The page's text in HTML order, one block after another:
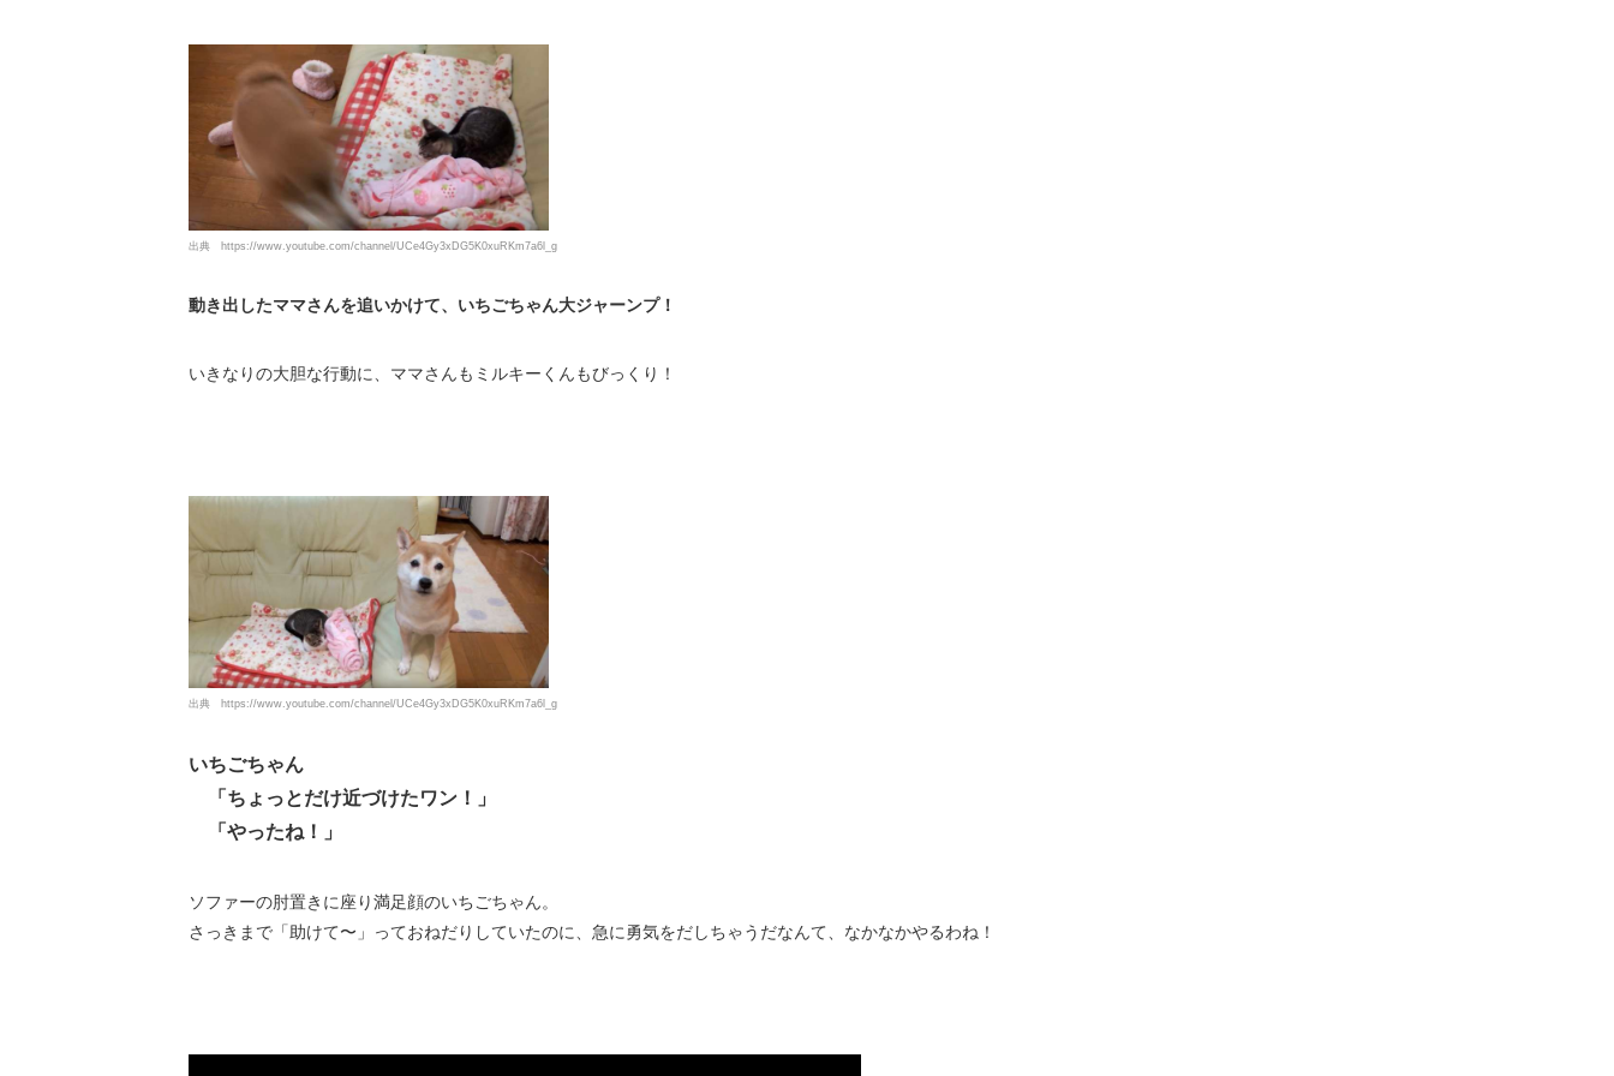
出典 https://www.youtube.com/channel/UCe4Gy3xDG5K0xuRKm7a6l_g
動き出したママさんを追いかけて、いちごちゃん大ジャーンプ！
いきなりの大胆な行動に、ママさんもミルキーくんもびっくり！
出典 https://www.youtube.com/channel/UCe4Gy3xDG5K0xuRKm7a6l_g
いちごちゃん
「ちょっとだけ近づけたワン！」
「やったね！」
ソファーの肘置きに座り満足顔のいちごちゃん。
さっきまで「助けて〜」っておねだりしていたのに、急に勇気をだしちゃうだなんて、なかなかやるわね！